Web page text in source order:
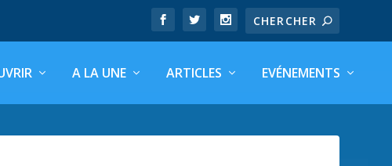
A LA UNE ARTICLES EVÉNEMENTS